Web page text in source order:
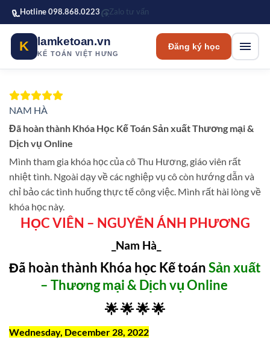
Bỏ qua tới nội dung chính
Hotline 098.868.0223 Zalo tư vấn
K lamketoan.vn
KẾ TOÁN VIỆT HƯNG
Đăng ký học
NAM HÀ
Đã hoàn thành Khóa Học Kế Toán Sản xuất Thương mại &
Dịch vụ Online
Mình tham gia khóa học của cô Thu Hương, giáo viên rất
nhiệt tình. Ngoài dạy về các nghiệp vụ cô còn hướng dẫn và
chỉ bảo các tình huống thực tế công việc. Mình rất hài lòng về
khóa học này.
HỌC VIÊN – NGUYỄN ÁNH PHƯƠNG
_Nam Hà_
Đã hoàn thành Khóa học Kế toánSản xuất
– Thương mại & Dịch vụ Online
🌟 🌟 🌟 🌟
Wednesday, December 28, 2022